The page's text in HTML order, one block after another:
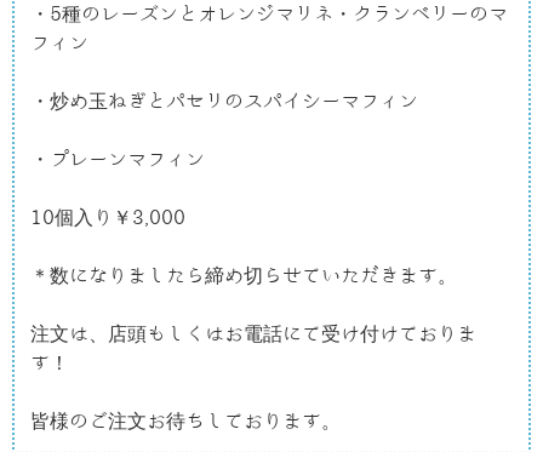
・5種のレーズンとオレンジマリネ・クランベリーのマ
フィン
・炒め玉ねぎとパセリのスパイシーマフィン
・プレーンマフィン
10個入り￥3,000
＊数になりましたら締め切らせていただきます。
注文は、店頭もしくはお電話にて受け付けておりま
す！
皆様のご注文お待ちしております。